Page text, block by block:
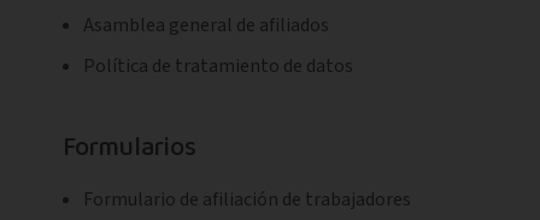
Asamblea general de afiliados
Política de tratamiento de datos
Formularios
Formulario de afiliación de trabajadores